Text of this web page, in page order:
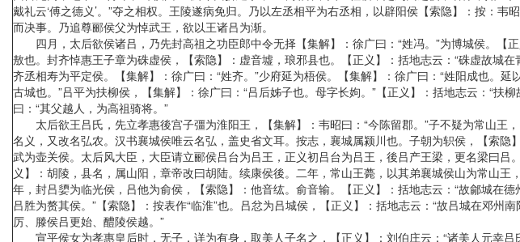
戴礼云‘傅之德义’。”夺之相权。王陵遂病免归。乃以左丞相平为右丞相，以辟阳侯【索隐】：按：
而决事。乃追尊郦侯父为悼武王，欲以王诸吕为渐。
四月，太后欲侯诸吕，乃先封高祖之功臣郎中令无择【集解】：徐广曰：“姓冯。”为博城侯。【
敖也。封齐悼惠王子章为硃虚侯，【索隐】：虚音墟，琅邪县也。【正义】：括地志云：“硃虚故城
齐丞相寿为平定侯。【集解】：徐广曰：“姓齐。”少府延为梧侯。【集解】：徐广曰：“姓阳成也。
古城也。”吕平为扶柳侯，【集解】：徐广曰：“吕后姊子也。母字长姁。”【正义】：括地志云：“
曰：“其父越人，为高祖骑将。”
太后欲王吕氏，先立孝惠後宫子彊为淮阳王，【集解】：韦昭曰：“今陈留郡。”子不疑为常山王
名义，又改名弘农。汉书襄城侯唯云名弘，盖史省文耳。按志，襄城属颍川也。子朝为轵侯，【索
武为壶关侯。太后风大臣，大臣请立郦侯吕台为吕王，正义初吕台为吕王，後吕产王梁，更名梁曰
义】：胡陵，县名，属山阳，章帝改曰胡陆。续康侯後。二年，常山王薨，以其弟襄城侯山为常山王
年，封吕嬃为临光侯，吕他为俞侯，【索隐】：他音纮。俞音输。【正义】：括地志云：“故鄃城在
吕胜为赘其侯。”【索隐】：按表作“临淮”也。吕忿为吕城侯，【正义】：括地志云：“故吕城在邓
厉、滕侯吕更始、醴陵侯越。”
宣平侯女为孝惠皇后时，无子，详为有身，取美人子名之，【正义】：刘伯庄云：“诸美人元幸